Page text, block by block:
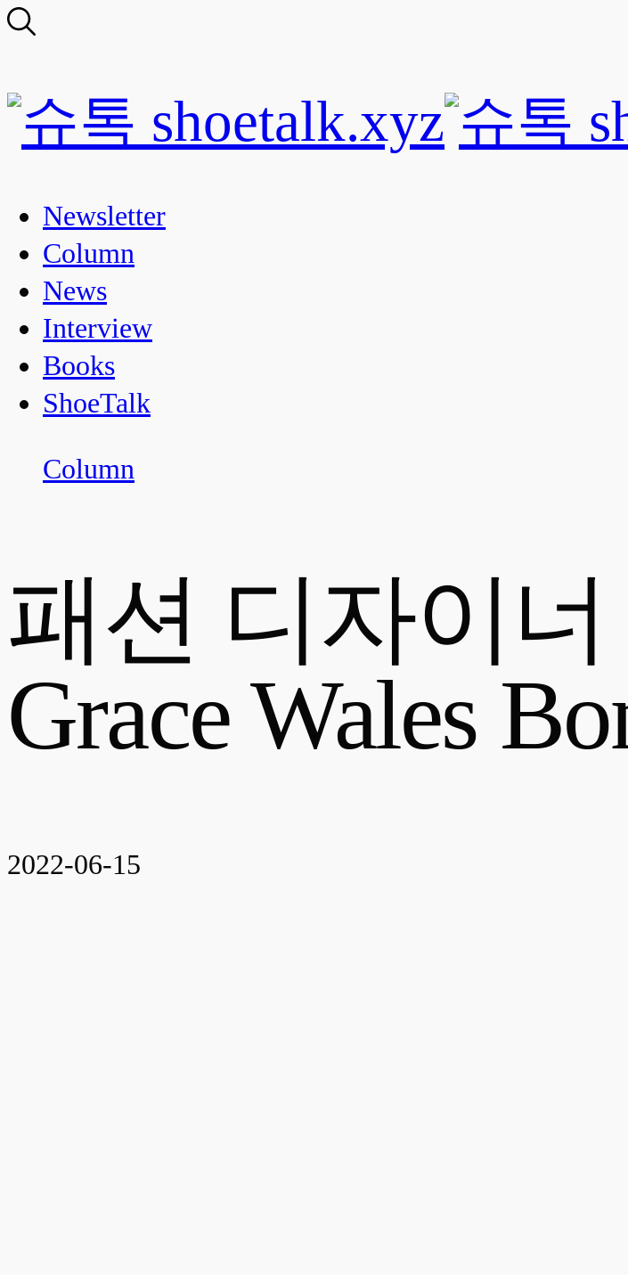
Newsletter
Column
News
Interview
Books
ShoeTalk
Column
패션 디자이
Grace Wales
2022-06-15